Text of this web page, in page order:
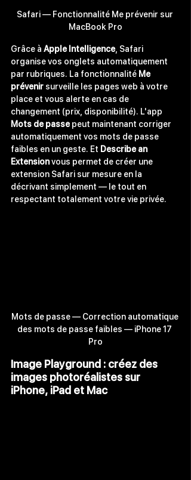
Safari — Fonctionnalité Me prévenir sur
MacBook Pro
Grâce à Apple Intelligence, Safari
organise vos onglets automatiquement
par rubriques. La fonctionnalité Me
prévenir surveille les pages web à votre
place et vous alerte en cas de
changement (prix, disponibilité). L'app
Mots de passe peut maintenant corriger
automatiquement vos mots de passe
faibles en un geste. Et Describe an
Extension vous permet de créer une
extension Safari sur mesure en la
décrivant simplement — le tout en
respectant totalement votre vie privée.
Mots de passe — Correction automatique
des mots de passe faibles — iPhone 17
Pro
Image Playground : créez des
images photoréalistes sur
iPhone, iPad et Mac